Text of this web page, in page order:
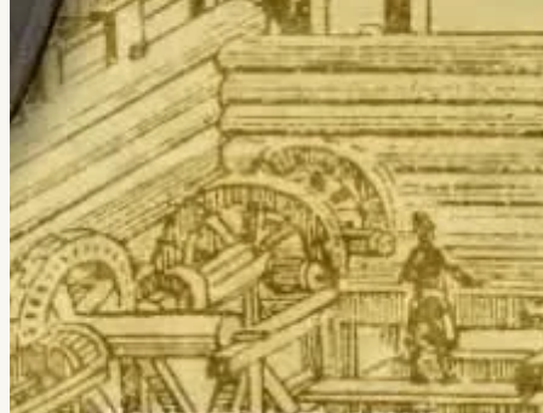
← Все кейсыVeretennikov Studio